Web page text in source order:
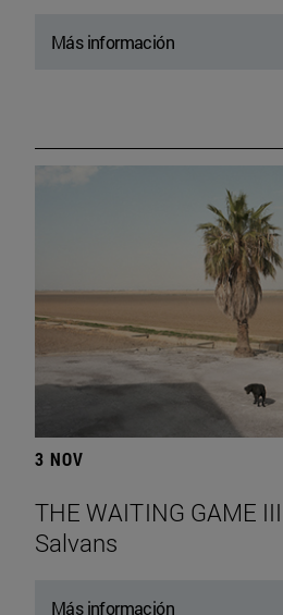
Más información
3 NOV
THE WAITING GAME
Salvans
Más información